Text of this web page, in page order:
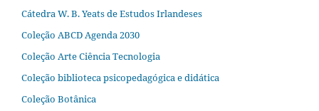
Cátedra W. B. Yeats de Estudos Irlandeses
Coleção ABCD Agenda 2030
Coleção Arte Ciência Tecnologia
Coleção biblioteca psicopedagógica e didática
Coleção Botânica